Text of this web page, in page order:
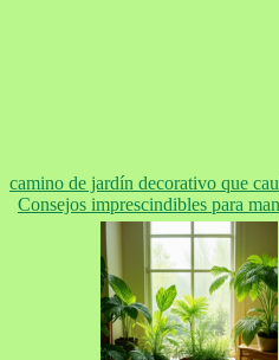
camino de jardín decorativo que
Consejos imprescindibles para